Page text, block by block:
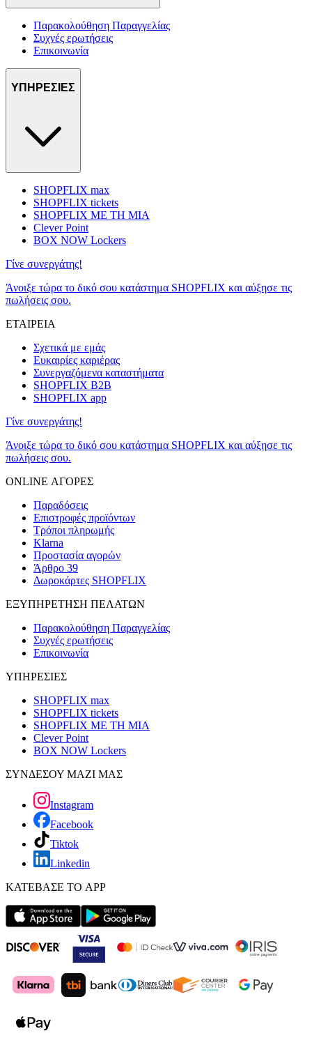
Παρακολούθηση Παραγγελίας
Συχνές ερωτήσεις
Επικοινωνία
ΥΠΗΡΕΣΙΕΣ
SHOPFLIX max
SHOPFLIX tickets
SHOPFLIX ΜΕ ΤΗ ΜΙΑ
Clever Point
BOX NOW Lockers
Γίνε συνεργάτης!
Άνοιξε τώρα το δικό σου κατάστημα SHOPFLIX και αύξησε τις
πωλήσεις σου.
ΕΤΑΙΡΕΙΑ
Σχετικά με εμάς
Ευκαιρίες καριέρας
Συνεργαζόμενα καταστήματα
SHOPFLIX B2B
SHOPFLIX app
Γίνε συνεργάτης!
Άνοιξε τώρα το δικό σου κατάστημα SHOPFLIX και αύξησε τις
πωλήσεις σου.
ONLINE ΑΓΟΡΕΣ
Παραδόσεις
Επιστροφές προϊόντων
Τρόποι πληρωμής
Klarna
Προστασία αγορών
Άρθρο 39
Δωροκάρτες SHOPFLIX
ΕΞΥΠΗΡΕΤΗΣΗ ΠΕΛΑΤΩΝ
Παρακολούθηση Παραγγελίας
Συχνές ερωτήσεις
Επικοινωνία
ΥΠΗΡΕΣΙΕΣ
SHOPFLIX max
SHOPFLIX tickets
SHOPFLIX ΜΕ ΤΗ ΜΙΑ
Clever Point
BOX NOW Lockers
ΣΥΝΔΕΣΟΥ ΜΑΖΙ ΜΑΣ
Instagram
Facebook
Tiktok
Linkedin
ΚΑΤΕΒΑΣΕ ΤΟ APP